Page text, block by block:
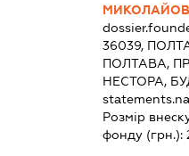
36039,
ПОЛТАВА,
НЕСТОРА,
Розмір
фонду (грн.):